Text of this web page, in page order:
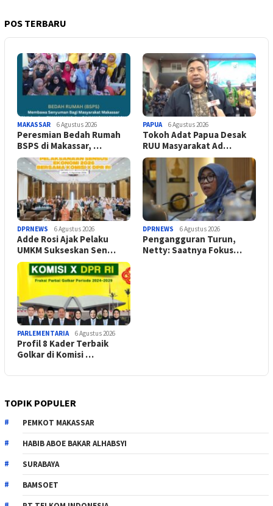
POS TERBARU
MAKASSAR 6 Agustus 2026
Peresmian Bedah Rumah
BSPS di Makassar, …
PAPUA 6 Agustus 2026
Tokoh Adat Papua Desak
RUU Masyarakat Ad…
DPRNEWS 6 Agustus 2026
Adde Rosi Ajak Pelaku
UMKM Sukseskan Sen…
DPRNEWS 6 Agustus 2026
Pengangguran Turun,
Netty: Saatnya Fokus…
PARLEMENTARIA 6 Agustus 2026
Profil 8 Kader Terbaik
Golkar di Komisi …
TOPIK POPULER
PEMKOT MAKASSAR
HABIB ABOE BAKAR ALHABSYI
SURABAYA
BAMSOET